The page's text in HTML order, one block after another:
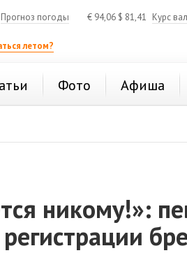
Прогноз погоды € 94,06 $ 81,41 Курс
летом?
Фото Афиша
никому!»: